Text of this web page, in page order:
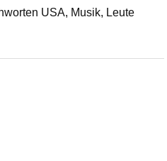
USA, Musik, Leute